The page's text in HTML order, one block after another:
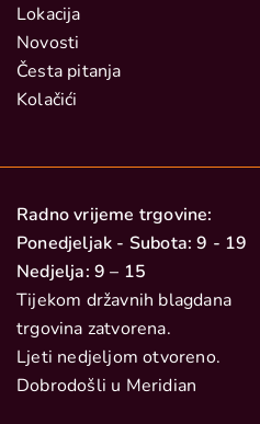
Lokacija
Novosti
Česta pitanja
Kolačići
Radno vrijeme trgovine:
Ponedjeljak - Subota: 9 - 19
Nedjelja: 9 – 15
Tijekom državnih blagdana
trgovina zatvorena.
Ljeti nedjeljom otvoreno.
Dobrodošli u Meridian